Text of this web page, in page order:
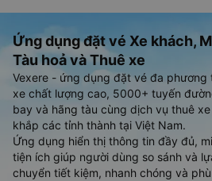
Ứng dụng đặt vé Xe khách,
Tàu hoả và Thuê xe
Vexere - ứng dụng đặt vé đa phương
xe chất lượng cao, 5000+ tuyến
bay và hãng tàu cùng dịch vụ thuê
khắp các tỉnh thành tại Việt Nam.
Ứng dụng hiển thị thông tin đầy đủ,
tiện ích giúp người dùng so sánh và
chuyển tiết kiệm, nhanh chóng và